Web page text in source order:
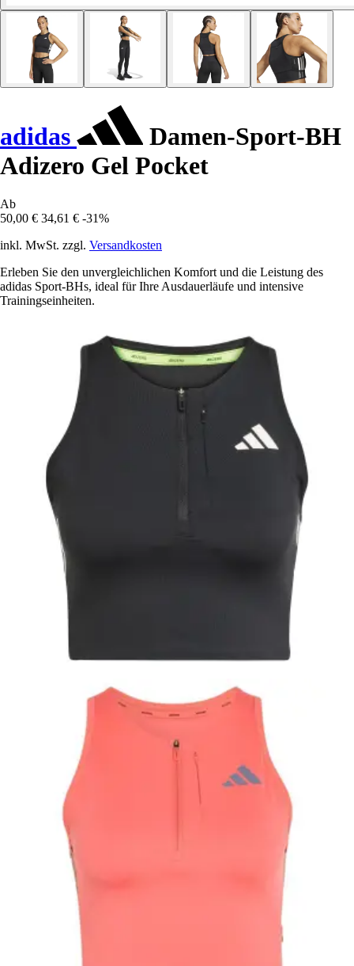
adidas
Damen-Sport-BH
Adizero Gel Pocket
Ab
50,00 € 34,61 € -31%
inkl. MwSt. zzgl. Versandkosten
Erleben Sie den unvergleichlichen Komfort und die Leistung des
adidas Sport-BHs, ideal für Ihre Ausdauerläufe und intensive
Trainingseinheiten.